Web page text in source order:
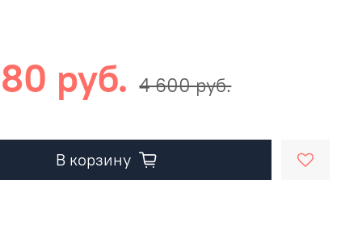
руб. 4 600 руб.
В корзину